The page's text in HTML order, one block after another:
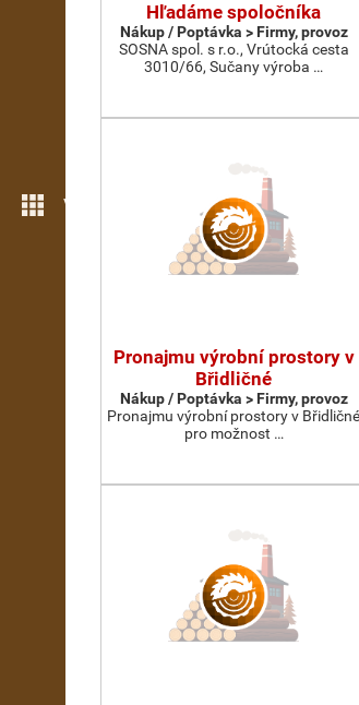
Více možností
Hľadáme spoločníka
Nákup / Poptávka > Firmy, provoz
SOSNA spol. s r.o., Vrútocká cesta
3010/66, Sučany výroba …
Pronajmu výrobní prostory v
Břidličné
Nákup / Poptávka > Firmy, provoz
Pronajmu výrobní prostory v Břidličné
pro možnost …